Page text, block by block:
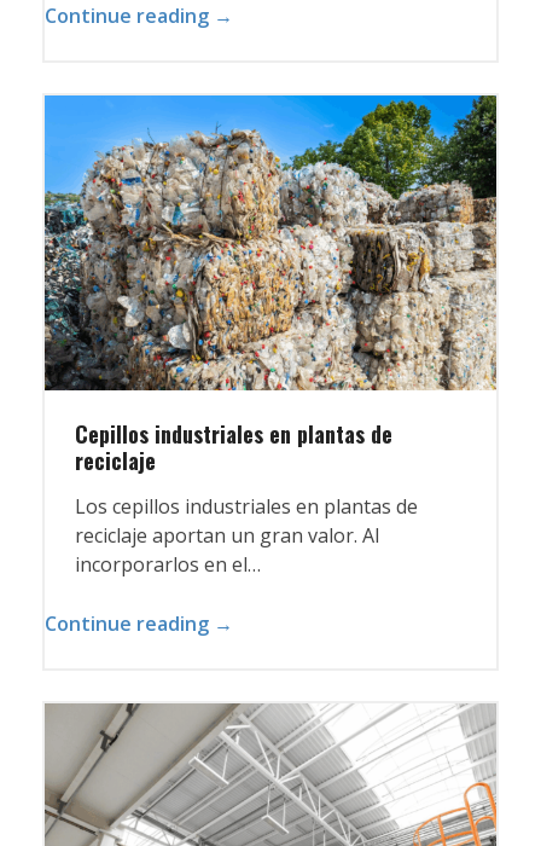
Continue reading →
Cepillos industriales en plantas de
reciclaje
Los cepillos industriales en plantas de
reciclaje aportan un gran valor. Al
incorporarlos en el…
Continue reading →